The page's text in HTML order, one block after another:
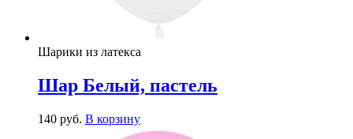
Шарики из латекса
Шар Белый, пастель
140 руб. В корзину